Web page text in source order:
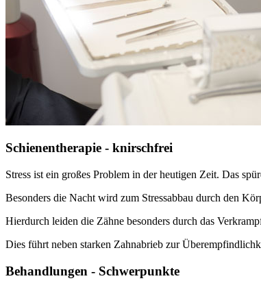
Schienentherapie - knirschfrei
Stress ist ein großes Problem in der heutigen Zeit. Das
Besonders die Nacht wird zum Stressabbau durch den
Hierdurch leiden die Zähne besonders durch das
Dies führt neben starken Zahnabrieb zur
Behandlungen - Schwerpunkte